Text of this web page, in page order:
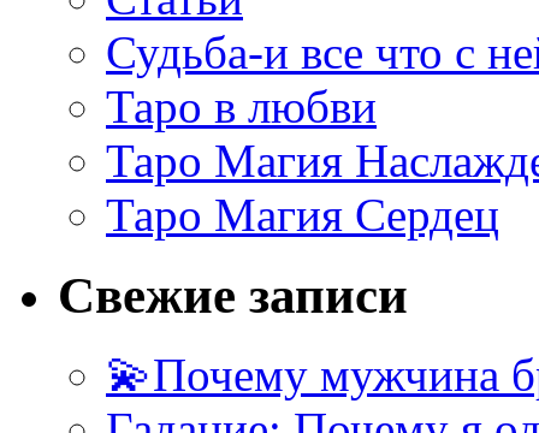
Судьба-и все что с
Таро в любви
Таро Магия
Таро Магия Сердец
Свежие записи
💫Почему мужчина